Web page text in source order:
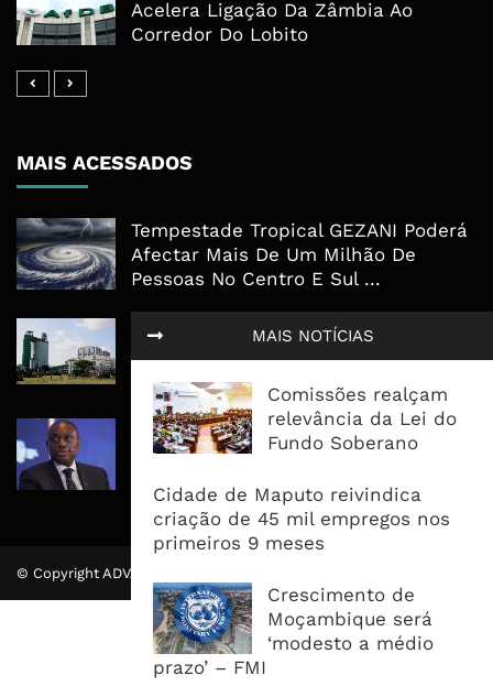
MAIS NOTÍCIAS
Comissões realçam
relevância da Lei do
Fundo Soberano
Cidade de Maputo reivindica
criação de 45 mil empregos nos
primeiros 9 meses
Crescimento de
Moçambique será
‘modesto a médio
prazo’ – FMI
Acelera Ligação Da Zâmbia Ao
Corredor Do Lobito
MAIS ACESSADOS
Tempestade Tropical GEZANI Poderá
Afectar Mais De Um Milhão De
Pessoas No Centro E Sul ...
Governo admite nova operadora
para a Mozal após suspensão das
operações
CEO do Standard Bank pede ao
Governo que “saia do caminho” e
© Copyright ADVALUE. Todos Direitos Reservados.